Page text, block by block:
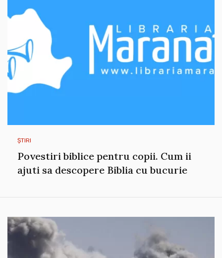
ȘTIRI
Povestiri biblice pentru copii. Cum ii
ajuti sa descopere Biblia cu bucurie